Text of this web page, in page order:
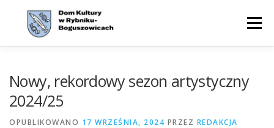
Menu
Nowy, rekordowy sezon artystyczny
2024/25
OPUBLIKOWANO 17 WRZEŚNIA, 2024 PRZEZ REDAKCJA